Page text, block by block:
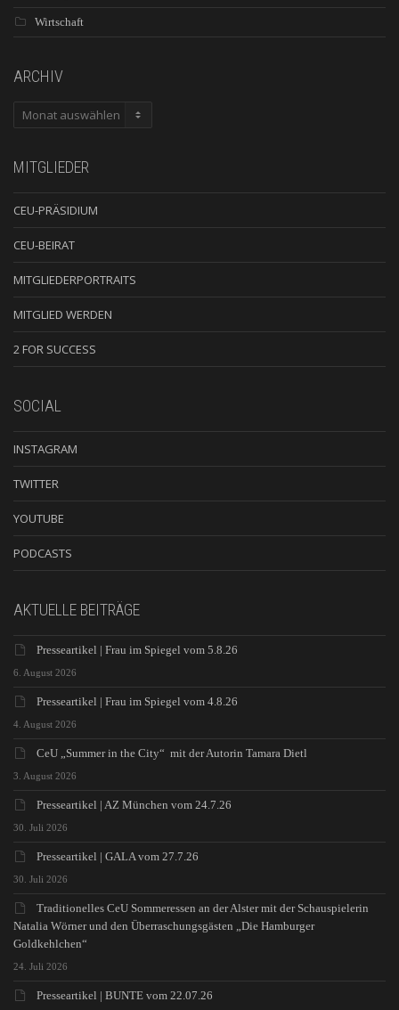
Wirtschaft
ARCHIV
ARCHIV
MITGLIEDER
CEU-PRÄSIDIUM
CEU-BEIRAT
MITGLIEDERPORTRAITS
MITGLIED WERDEN
2 FOR SUCCESS
SOCIAL
INSTAGRAM
TWITTER
YOUTUBE
PODCASTS
AKTUELLE BEITRÄGE
Presseartikel | Frau im Spiegel vom 5.8.26
6. August 2026
Presseartikel | Frau im Spiegel vom 4.8.26
4. August 2026
CeU „Summer in the City“ mit der Autorin Tamara Dietl
3. August 2026
Presseartikel | AZ München vom 24.7.26
30. Juli 2026
Presseartikel | GALA vom 27.7.26
30. Juli 2026
Traditionelles CeU Sommeressen an der Alster mit der Schauspielerin
Natalia Wörner und den Überraschungsgästen „Die Hamburger
Goldkehlchen“
24. Juli 2026
Presseartikel | BUNTE vom 22.07.26